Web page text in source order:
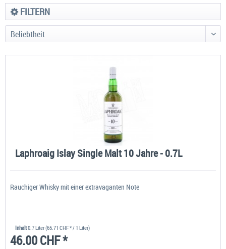
FILTERN
Laphroaig Islay Single Malt 10 Jahre - 0.7L
Rauchiger Whisky mit einer extravaganten Note
Inhalt0.7 Liter(65.71 CHF * / 1 Liter)
46.00 CHF *